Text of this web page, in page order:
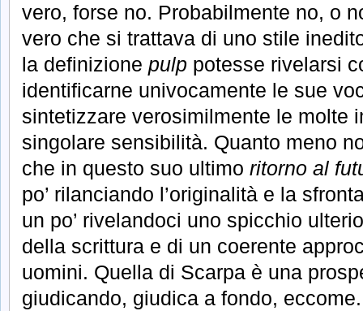
vero, forse no. Probabilmente no, o
vero che si trattava di uno stile
la definizione pulp potesse rivelarsi
identificarne univocamente le sue
sintetizzare verosimilmente le molte
singolare sensibilità. Quanto meno
che in questo suo ultimo ritorno al
po’ rilanciando l’originalità e la
un po’ rivelandoci uno spicchio
della scrittura e di un coerente
uomini. Quella di Scarpa è una
giudicando, giudica a fondo,